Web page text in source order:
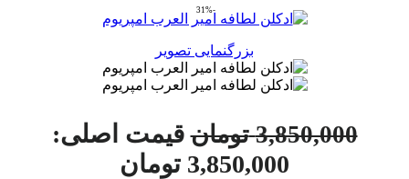
-31%
بزرگنمایی تصویر
3,850,000 تومان قیمت اصلی:
3,850,000 تومان